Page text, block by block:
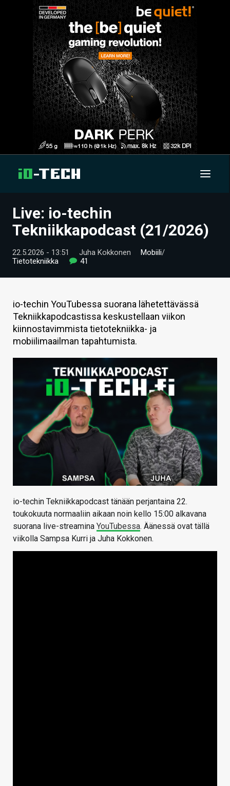
UUTISET
VIDEOT
TIETOA
HINTA.FI
VAIHDA TEEMA
HAKU
Live: io-techin
Tekniikkapodcast (21/2026)
22.5.2026 - 13:51 Juha Kokkonen Mobiili/
Tietotekniikka
41
io-techin YouTubessa suorana lähetettävässä
Tekniikkapodcastissa keskustellaan viikon
kiinnostavimmista tietotekniikka- ja
mobiilimaailman tapahtumista.
io-techin Tekniikkapodcast tänään perjantaina 22.
toukokuuta normaaliin aikaan noin kello 15:00 alkavana
suorana live-streamina YouTubessa. Äänessä ovat tällä
viikolla Sampsa Kurri ja Juha Kokkonen.